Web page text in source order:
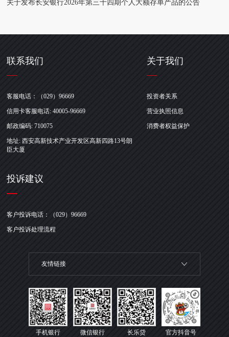
关于发布长安银行2026年第三十四期个人大额存单产品的公告
联系我们
客服电话：（029）96669
信用卡客服电话: 40005-96669
邮政编码: 710075
地址: 西安高新技术产业开发区高新四路13号朗
臣大厦
关于我们
投资者关系
营业执照信息
消费者权益保护
投诉建议
客户投诉电话：（029）96669
客户投诉处理流程
友情链接
手机银行 微信银行 长乐贷 官方抖音号